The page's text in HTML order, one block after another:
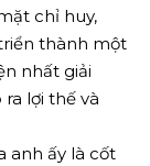
chỉ huy,
thành một
nhất giải
lợi thế và
anh ấy là cốt